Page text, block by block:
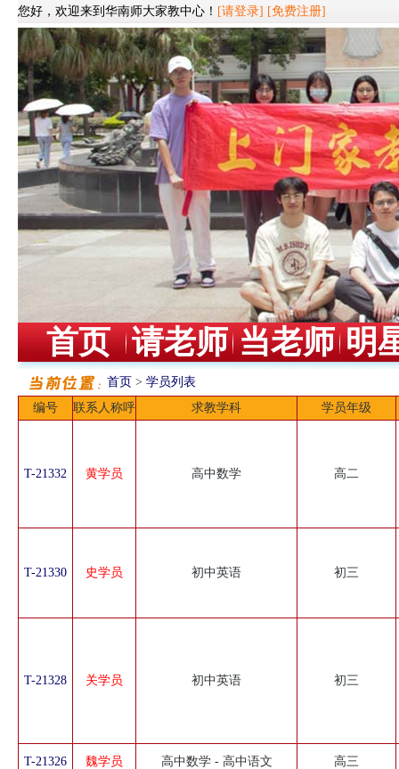
您好，欢迎来到华南师大家教中心！ [请登录] [免费注册]
首页 请老师 当老师 明
首页 > 学员列表
编号
联系人称呼 求教学科 学员年级
T-21332 黄学员 高中数学 高二
T-21330 史学员 初中英语 初三
T-21328 关学员 初中英语 初三
T-21326 魏学员 高中数学 - 高中语文 高三